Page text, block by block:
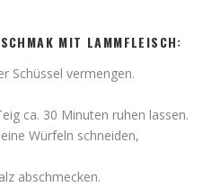
MIT LAMMFLEISCH:
Schüssel vermengen.
ca. 30 Minuten ruhen lassen.
Würfeln schneiden,
abschmecken.